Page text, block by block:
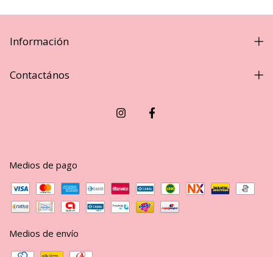
Información
Contactános
Medios de pago
Medios de envío